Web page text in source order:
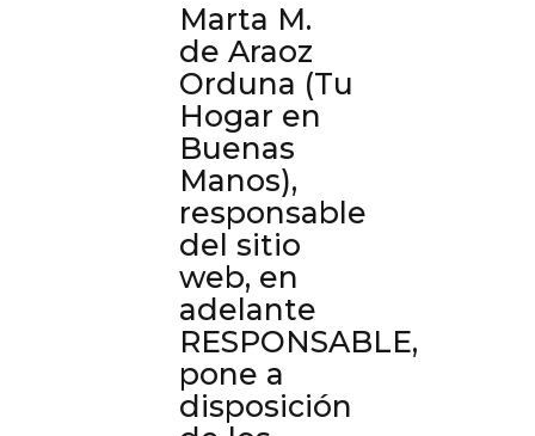
Marta M.
de Araoz
Orduna (Tu
Hogar en
Buenas
Manos),
responsable
del sitio
web, en
adelante
RESPONSABLE,
pone a
disposición